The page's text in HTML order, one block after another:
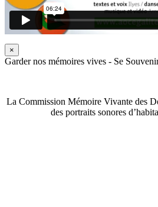
×
Garder nos mémoires vives - Se
La Commission Mémoire Vivante des
des portraits sonores